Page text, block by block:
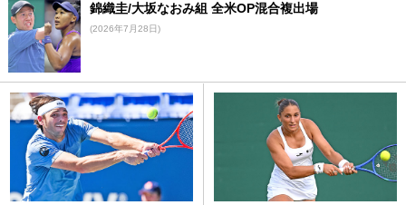
錦織圭/大坂なおみ組 全米OP混合複出場
(2026年7月28日)